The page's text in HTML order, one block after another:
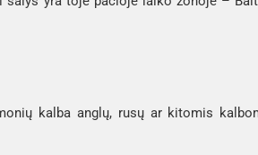
kalba anglų, rusų ar kitomis